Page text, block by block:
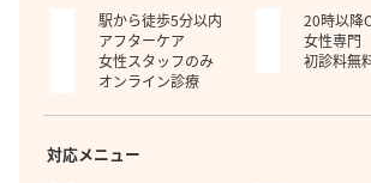
駅から徒歩5分以内
20時以降
アフターケア
女性専門
女性スタッフのみ
初診料無
オンライン診療
対応メニュー